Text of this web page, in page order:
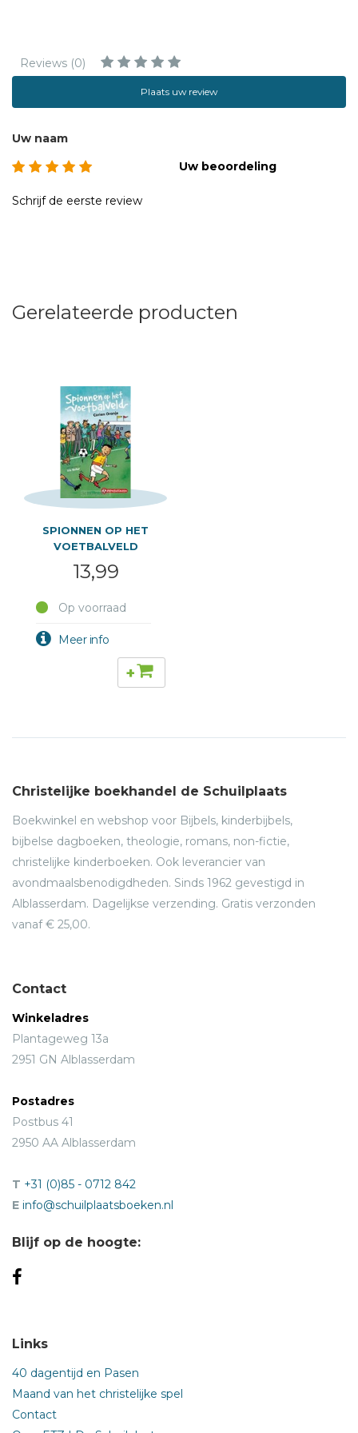
Reviews (0)
Plaats uw review
Uw naam
Uw beoordeling
Schrijf de eerste review
Gerelateerde producten
SPIONNEN OP HET
VOETBALVELD
13,99
Op voorraad
+
Christelijke boekhandel de Schuilplaats
Boekwinkel en webshop voor Bijbels, kinderbijbels,
bijbelse dagboeken, theologie, romans, non-fictie,
christelijke kinderboeken. Ook leverancier van
avondmaalsbenodigdheden. Sinds 1962 gevestigd in
Alblasserdam. Dagelijkse verzending. Gratis verzonden
vanaf € 25,00.
Contact
Winkeladres
Plantageweg 13a
2951 GN Alblasserdam
Postadres
Postbus 41
2950 AA Alblasserdam
T +31 (0)85 - 0712 842
E info@schuilplaatsboeken.nl
Blijf op de hoogte:
Links
40 dagentijd en Pasen
Maand van het christelijke spel
Contact